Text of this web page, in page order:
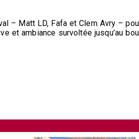
– Matt LD, Fafa et Clem Avry –
et ambiance survoltée jusqu’au